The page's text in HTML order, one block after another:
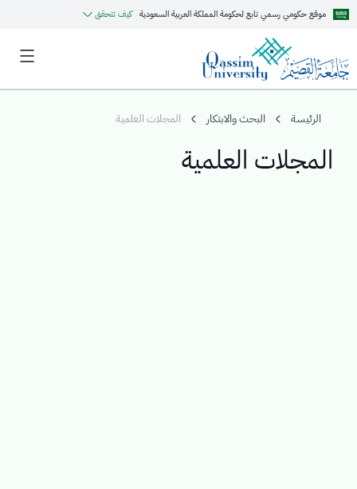
موقع حكومي رسمي تابع لحكومة المملكة العربية السعودية كيف تتحقق
الرئيسة البحث والابتكار المجلات العلمية
المجلات العلمية